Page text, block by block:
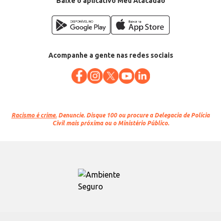
Acompanhe a gente nas redes sociais
Racismo é crime. Denuncie. Disque 100 ou procure a Delegacia de Polícia
Civil mais próxima ou o Ministério Público.